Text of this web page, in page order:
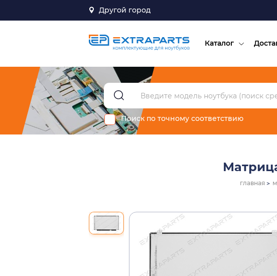
Другой город
Каталог
Поиск по точному соответствию
главная